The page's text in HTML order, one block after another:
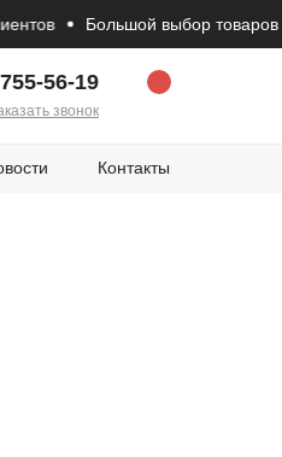
Большой выбор товаров из
755-56-19
звонок
Контакты